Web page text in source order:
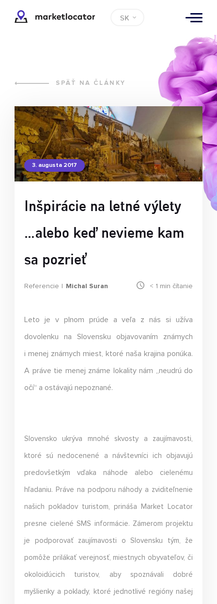
SK
SPÄŤ NA ČLÁNKY
3. augusta 2017
Inšpirácie na letné výlety
…alebo keď nevieme kam
sa pozrieť
Referencie Michal Suran < 1 min čítanie
Leto je v plnom prúde a veľa z nás si užíva
dovolenku na Slovensku objavovaním známych
i menej známych miest, ktoré naša krajina ponúka.
A práve tie menej známe lokality nám „neudrú do
očí“ a ostávajú nepoznané.
Slovensko ukrýva mnohé skvosty a zaujímavosti,
ktoré sú nedocenené a návštevníci ich objavujú
predovšetkým vďaka náhode alebo cielenému
hľadaniu. Práve na podporu náhody a zviditeľnenie
našich pokladov turistom, prináša Market Locator
presne cielené SMS informácie. Zámerom projektu
je podporovať zaujímavosti o Slovensku tým, že
pomôže prilákať verejnosť, miestnych obyvateľov, či
okoloidúcich turistov, aby spoznávali dobré
myšlienky a poklady, ktoré jednotlivé regióny našej